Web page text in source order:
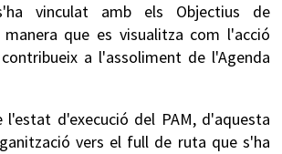
vinculat amb els Objectius de
que es visualitza com l'acció
a l'assoliment de l'Agenda
d'execució del PAM, d'aquesta
vers el full de ruta que s'ha